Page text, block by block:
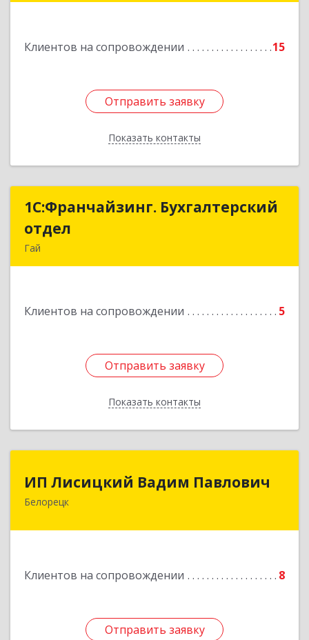
Клиентов на сопровождении 15
Отправить заявку
Показать контакты
Отправить заявку
Назад
1С:Франчайзинг. Бухгалтерский
отдел
Гай
Клиентов на сопровождении 5
Отправить заявку
Показать контакты
1С:Франчайзинг. Бухгалтерский
Подробнее
Отправить заявку
Назад
ИП Лисицкий Вадим Павлович
Белорецк
Клиентов на сопровождении 8
Отправить заявку
ИП Лисицкий Вадим Павлович
453501, Башкортостан Респ, Белорецк г,
Отправить заявку